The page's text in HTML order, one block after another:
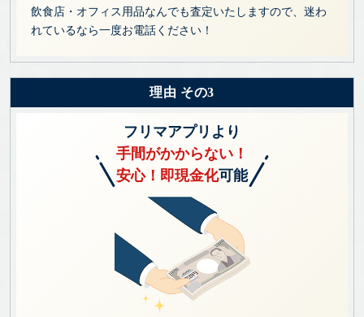
飲食店・オフィス用品なんでも査定いたしますので、迷わ
れているなら一度お電話ください！
理由 その3
フリマアプリより
手間がかからない！
安心！即現金化可能